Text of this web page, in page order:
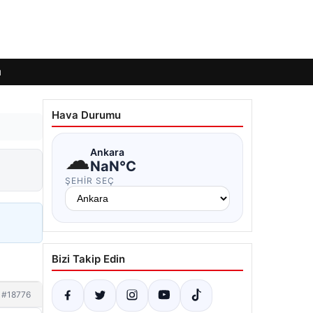
#18776
Hava Durumu
☁Ankara
NaN°C
ŞEHIR SEÇ
Bizi Takip Edin